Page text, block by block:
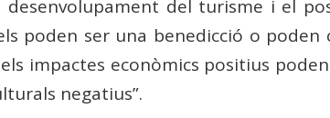
del turisme i el
poden ser una benedicció o poden
impactes econòmics positius
negatius”.